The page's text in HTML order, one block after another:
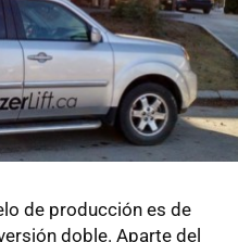
de producción es de
doble. Aparte del